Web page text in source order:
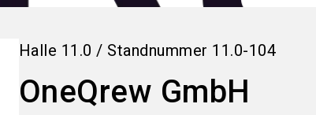
Halle 11.0 / Standnummer 11.0-104
OneQrew GmbH